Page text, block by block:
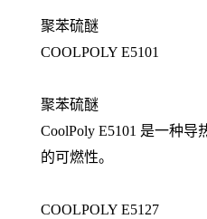
聚苯硫醚
COOLPOLY E5101
聚苯硫醚
CoolPoly E5101 是一种导
的可燃性。
COOLPOLY E5127